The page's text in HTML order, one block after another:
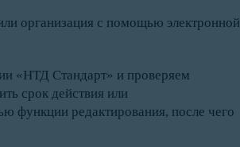
организация с помощью электронной
«НТД Стандарт» и проверяем
срок действия или
функции редактирования, после чего